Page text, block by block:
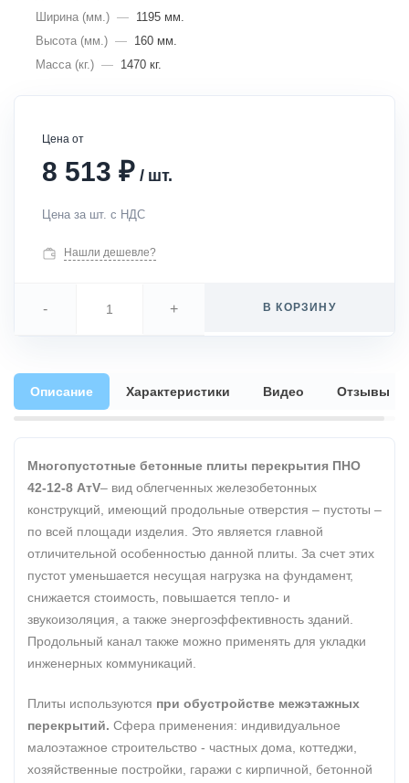
Ширина (мм.) — 1195 мм.
Высота (мм.) — 160 мм.
Масса (кг.) — 1470 кг.
Цена от
8 513 ₽ / шт.
Цена за шт. с НДС
Нашли дешевле?
- + В КОРЗИНУ
Описание Характеристики Видео Отзывы
Многопустотные бетонные плиты перекрытия ПНО
42-12-8 АтV– вид облегченных железобетонных
конструкций, имеющий продольные отверстия – пустоты –
по всей площади изделия. Это является главной
отличительной особенностью данной плиты. За счет этих
пустот уменьшается несущая нагрузка на фундамент,
снижается стоимость, повышается тепло- и
звукоизоляция, а также энергоэффективность зданий.
Продольный канал также можно применять для укладки
инженерных коммуникаций.
Плиты используются при обустройстве межэтажных
перекрытий. Сфера применения: индивидуальное
малоэтажное строительство - частных дома, коттеджи,
хозяйственные постройки, гаражи с кирпичной, бетонной